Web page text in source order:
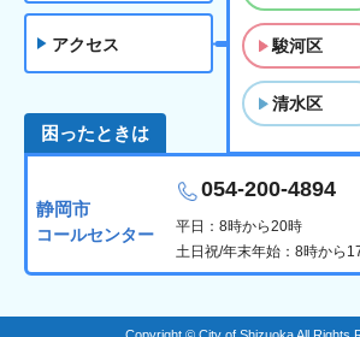
アクセス 駿河区
清水区
困ったときは
静岡市
コールセンター
054-200-4894
平日：8時から20時
土日祝/年末年始：8時から